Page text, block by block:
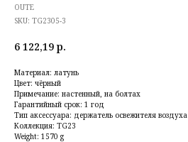
OUTE
SKU: TG2305-3
6 122,19 р.
Материал: латунь
Цвет: чёрный
Примечание: настенный, на болтах
Гарантийный срок: 1 год
Тип аксессуара: держатель освежителя воздуха
Коллекция: TG23
Weight: 1570 g